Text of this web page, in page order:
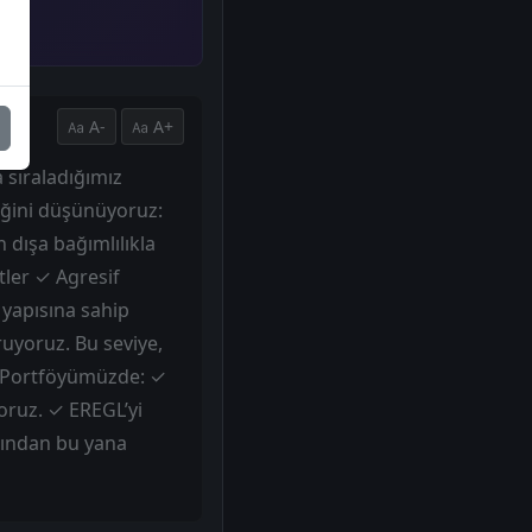
A- A+
düşünüyoruz:
bağımlılıkla
✓ Agresif
sahip
Bu seviye,
Portföyümüzde: ✓
✓ EREGL’yi
bu yana